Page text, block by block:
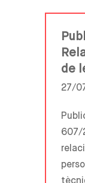
de
27/
607/